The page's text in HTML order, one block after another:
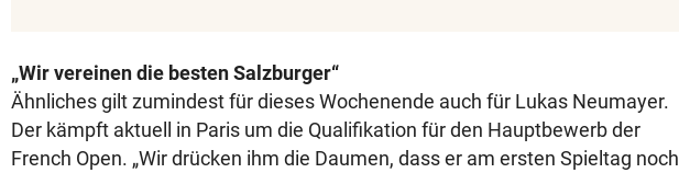
„Wir vereinen die besten Salzburger“
Ähnliches gilt zumindest für dieses Wochenende auch für Lukas Neumayer.
Der kämpft aktuell in Paris um die Qualifikation für den Hauptbewerb der
French Open. „Wir drücken ihm die Daumen, dass er am ersten Spieltag noch